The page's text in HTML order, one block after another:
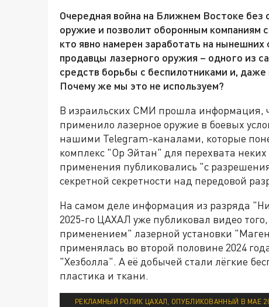
Очередная война на Ближнем Востоке без
оружие и позволит оборонным компаниям
кто явно намерен заработать на
продавцы лазерного оружия – одного из
средств борьбы с беспилотниками и,
Почему же мы это не используем?
В израильских СМИ прошла информация,
применило лазерное оружие в боевых
нашими Telegram-каналами, которые
комплекс "Ор Эйтан" для перехвата
применения публиковались "с
секретной секретности над передовой
На самом деле информация из разряда
2025-го ЦАХАЛ уже публиковал видео
применением" лазерной установки
применялась во второй половине 2024
"Хезболла". А её добычей стали лёгкие
пластика и ткани.
РЕКЛАМНЫЙ РОЛИК ЦАХАЛ, ОПУБЛИКОВАННЫЙ В МАЕ